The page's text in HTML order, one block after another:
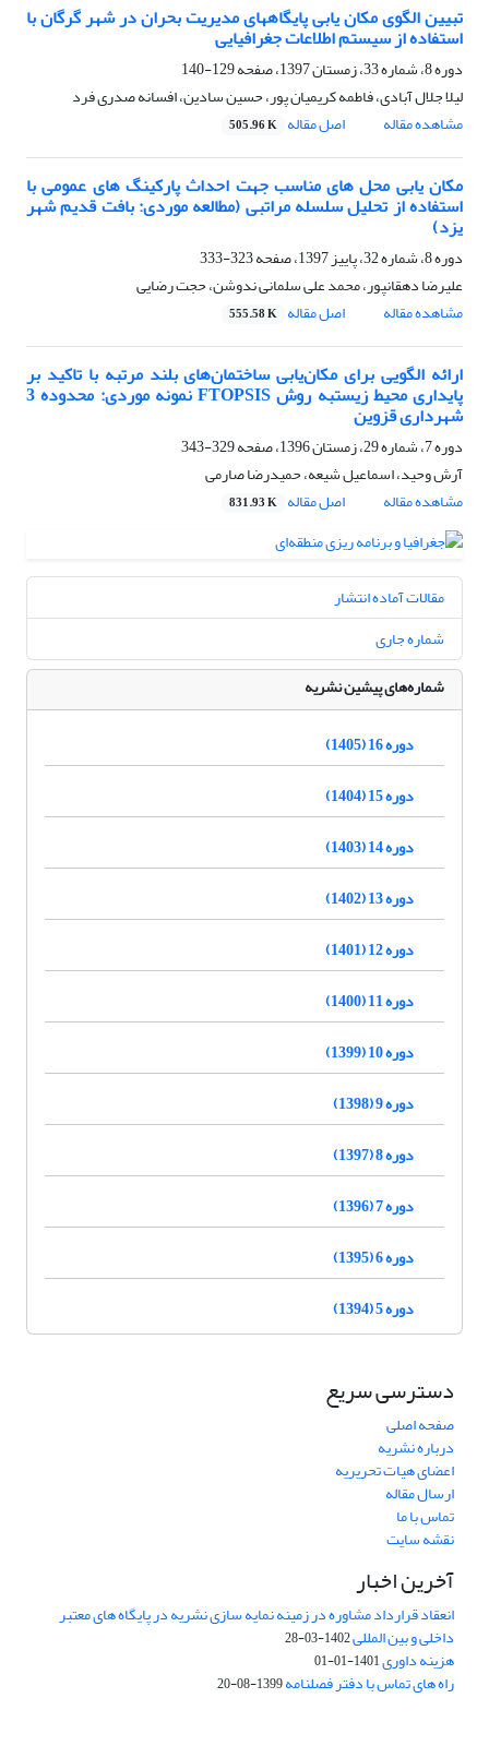
تبیین الگوی مکان یابی پایگاههای مدیریت بحران در شهر گرگان با
استفاده از سیستم اطلاعات جغرافیایی
دوره 8، شماره 33، زمستان 1397، صفحه
129-140
لیلا جلال آبادی، فاطمه کریمیان پور، حسین سادین، افسانه صدری فرد
مشاهده مقاله
اصل مقاله 505.96 K
مکان یابی محل های مناسب جهت احداث پارکینگ های عمومی با
استفاده از تحلیل سلسله مراتبی (مطالعه موردی: بافت قدیم شهر
یزد)
دوره 8، شماره 32، پاییز 1397، صفحه
323-333
علیرضا دهقانپور، محمد علی سلمانی ندوشن، حجت رضایی
مشاهده مقاله
اصل مقاله 555.58 K
ارائه الگویی برای مکان‌یابی ساختمان‌های بلند مرتبه با تاکید بر
پایداری محیط زیستبه روش FTOPSIS نمونه موردی: محدوده 3
شهرداری قزوین
دوره 7، شماره 29، زمستان 1396، صفحه
329-343
آرش وحید، اسماعیل شیعه، حمیدرضا صارمی
مشاهده مقاله
اصل مقاله 831.93 K
مقالات آماده انتشار
شماره جاری
شماره‌های پیشین نشریه
دوره 16 (1405)
دوره 15 (1404)
دوره 14 (1403)
دوره 13 (1402)
دوره 12 (1401)
دوره 11 (1400)
دوره 10 (1399)
دوره 9 (1398)
دوره 8 (1397)
دوره 7 (1396)
دوره 6 (1395)
دوره 5 (1394)
دسترسی سریع
صفحه اصلی
درباره نشریه
اعضای هیات تحریریه
ارسال مقاله
تماس با ما
نقشه سایت
آخرین اخبار
انعقاد قرارداد مشاوره در زمینه نمایه سازی نشریه در پایگاه های معتبر
داخلی و بین المللی1402-03-28
هزینه داوری1401-01-01
راه های تماس با دفتر فصلنامه1399-08-20